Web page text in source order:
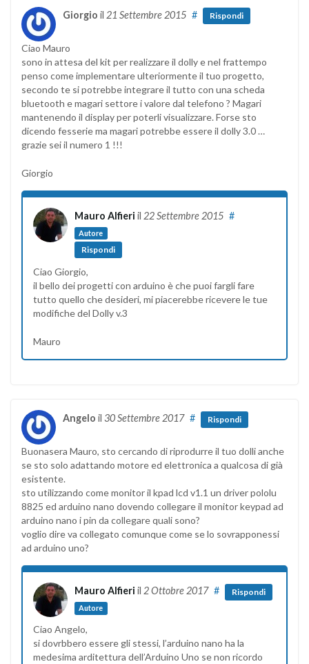
Giorgio il 21 Settembre 2015 # Rispondi
Ciao Mauro
sono in attesa del kit per realizzare il dolly e nel frattempo
penso come implementare ulteriormente il tuo progetto,
secondo te si potrebbe integrare il tutto con una scheda
bluetooth e magari settore i valore dal telefono ? Magari
mantenendo il display per poterli visualizzare. Forse sto
dicendo fesserie ma magari potrebbe essere il dolly 3.0 …
grazie sei il numero 1 !!!
Giorgio
Mauro Alfieri il 22 Settembre 2015
Autore
#
Rispondi
Ciao Giorgio,
il bello dei progetti con arduino è che puoi fargli fare
tutto quello che desideri, mi piacerebbe ricevere le tue
modifiche del Dolly v.3
Mauro
Angelo il 30 Settembre 2017 # Rispondi
Buonasera Mauro, sto cercando di riprodurre il tuo dolli anche
se sto solo adattando motore ed elettronica a qualcosa di già
esistente.
sto utilizzando come monitor il kpad lcd v1.1 un driver pololu
8825 ed arduino nano dovendo collegare il monitor keypad ad
arduino nano i pin da collegare quali sono?
voglio dire va collegato comunque come se lo sovrapponessi
ad arduino uno?
Mauro Alfieri il 2 Ottobre 2017
Autore
# Rispondi
Ciao Angelo,
si dovrbbero essere gli stessi, l’arduino nano ha la
medesima arditettura dell’Arduino Uno se non ricordo